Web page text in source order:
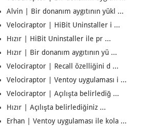
Alvin | Bir donanım aygıtının yükl ...
Velociraptor | HiBit Uninstaller i ...
Hızır | HiBit Uninstaller ile pr ...
Hızır | Bir donanım aygıtının yü ...
Velociraptor | Recall özelliğini d ...
Velociraptor | Ventoy uygulaması i ...
Velociraptor | Açılışta belirlediğ ...
Hızır | Açılışta belirlediğiniz ...
Erhan | Ventoy uygulaması ile kola ...